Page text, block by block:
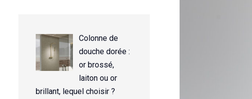
Colonne de
douche dorée :
or brossé,
laiton ou or
brillant, lequel choisir ?